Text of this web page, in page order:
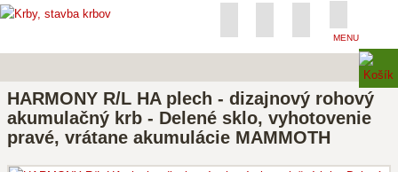
MENU
HARMONY R/L HA plech - dizajnový rohový
akumulačný krb - Delené sklo, vyhotovenie
pravé, vrátane akumulácie MAMMOTH